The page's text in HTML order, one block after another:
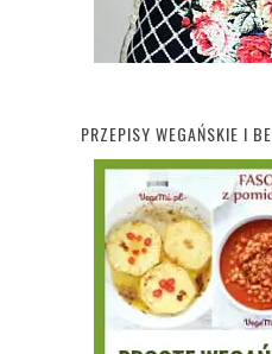
PRZEPISY WEGAŃSKIE I